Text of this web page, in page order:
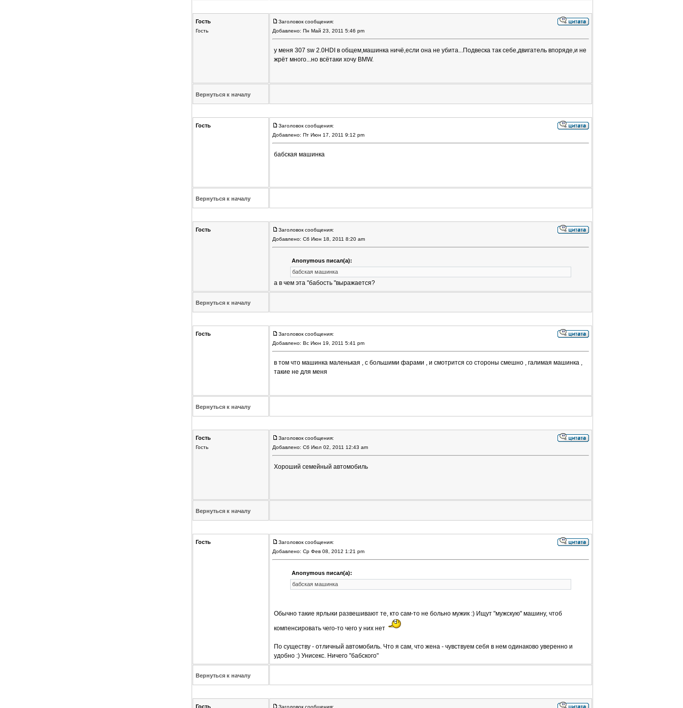
Гость
Гость
Заголовок сообщения:
Добавлено: Пн Май 23, 2011 5:46 pm
у меня 307 sw 2.0HDI в общем,машинка ничё,если она не убита...Подвеска так себе,двигатель впоряде,и не
жрёт много...но всётаки хочу BMW.
Вернуться к началу
Гость
Заголовок сообщения:
Добавлено: Пт Июн 17, 2011 9:12 pm
бабская машинка
Вернуться к началу
Гость
Заголовок сообщения:
Добавлено: Сб Июн 18, 2011 8:20 am
Anonymous писал(а):
бабская машинка
а в чем эта "бабость "выражается?
Вернуться к началу
Гость
Заголовок сообщения:
Добавлено: Вс Июн 19, 2011 5:41 pm
в том что машинка маленькая , с большими фарами , и смотрится со стороны смешно , галимая машинка ,
такие не для меня
Вернуться к началу
Гость
Гость
Заголовок сообщения:
Добавлено: Сб Июл 02, 2011 12:43 am
Хороший семейный автомобиль
Вернуться к началу
Гость
Заголовок сообщения:
Добавлено: Ср Фев 08, 2012 1:21 pm
Anonymous писал(а):
бабская машинка
Обычно такие ярлыки развешивают те, кто сам-то не больно мужик :) Ищут "мужскую" машину, чтоб
компенсировать чего-то чего у них нет
По существу - отличный автомобиль. Что я сам, что жена - чувствуем себя в нем одинаково уверенно и
удобно :) Унисекс. Ничего "бабского"
Вернуться к началу
Гость Заголовок сообщения: